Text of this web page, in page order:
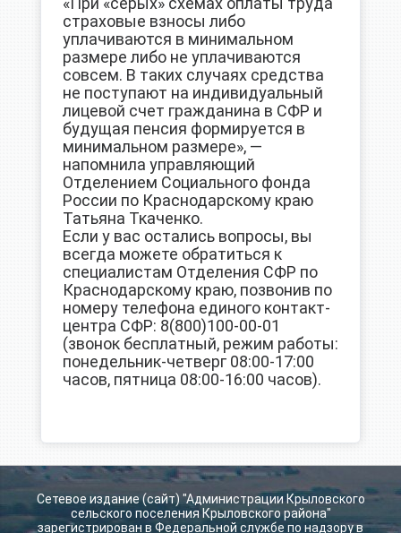
страховые взносы либо
уплачиваются в минимальном
размере либо не уплачиваются
совсем. В таких случаях средства
не поступают на индивидуальный
лицевой счет гражданина в СФР и
будущая пенсия формируется в
минимальном размере», —
напомнила управляющий
Отделением Социального фонда
России по Краснодарскому краю
Татьяна Ткаченко.
Если у вас остались вопросы, вы
всегда можете обратиться к
специалистам Отделения СФР по
Краснодарскому краю, позвонив по
номеру телефона единого контакт-
центра СФР: 8(800)100-00-01
(звонок бесплатный, режим работы:
понедельник-четверг 08:00-17:00
часов, пятница 08:00-16:00 часов).
Сетевое издание (сайт) "Администрации Крыловского
сельского поселения Крыловского района"
зарегистрирован в Федеральной службе по надзору в